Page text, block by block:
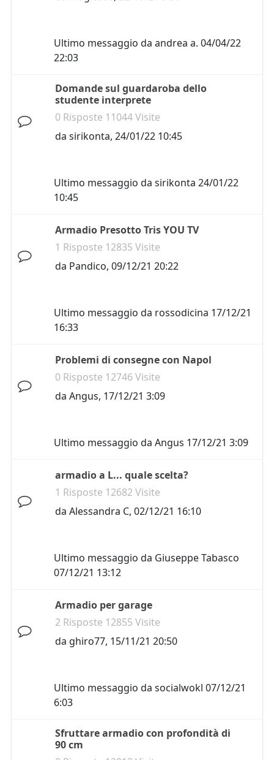
Ultimo messaggio da andrea a. 04/04/22
22:03
Domande sul guardaroba dello
studente interprete
0 Risposte 11044 Visite
da sirikonta, 24/01/22 10:45
Ultimo messaggio da sirikonta 24/01/22
10:45
Armadio Presotto Tris YOU TV
1 Risposte 12835 Visite
da Pandico, 09/12/21 20:22
Ultimo messaggio da rossodicina 17/12/21
16:33
Problemi di consegne con Napol
0 Risposte 12746 Visite
da Angus, 17/12/21 3:09
Ultimo messaggio da Angus 17/12/21 3:09
armadio a L... quale scelta?
1 Risposte 12682 Visite
da Alessandra C, 02/12/21 16:10
Ultimo messaggio da Giuseppe Tabasco
07/12/21 13:12
Armadio per garage
2 Risposte 12855 Visite
da ghiro77, 15/11/21 20:50
Ultimo messaggio da socialwokl 07/12/21
6:03
Sfruttare armadio con profondità di
90 cm